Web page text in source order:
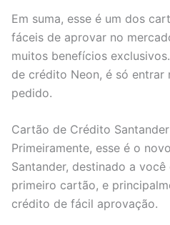
Em suma, esse é um dos
fáceis de aprovar no
muitos benefícios exclusivos.
de crédito Neon, é só entrar
pedido.
Cartão de Crédito
Primeiramente, esse é o
Santander, destinado a
primeiro cartão, e
crédito de fácil aprovação.